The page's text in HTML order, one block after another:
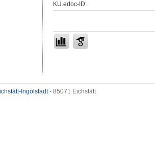
KU.edoc-ID:
Ingolstadt- 85071 Eichstätt